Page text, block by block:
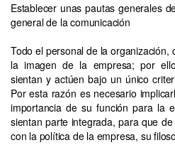
Establecer unas pautas generales
general de la comunicación
Todo el personal de la organización,
la imagen de la empresa; por
sientan y actúen bajo un único
Por esta razón es necesario
importancia de su función para la
sientan parte integrada, para que
con la política de la empresa, su